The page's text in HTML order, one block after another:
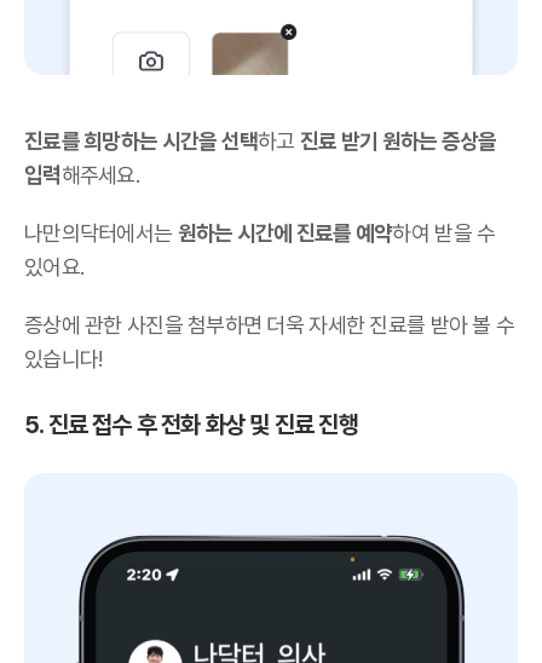
진료를 희망하는 시간을 선택하고 진료 받기 원하는 증상을
입력해주세요.
나만의닥터에서는 원하는 시간에 진료를 예약하여 받을 수
있어요.
증상에 관한 사진을 첨부하면 더욱 자세한 진료를 받아 볼 수
있습니다!
5. 진료 접수 후 전화 화상 및 진료 진행